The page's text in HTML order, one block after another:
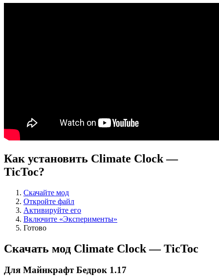
Как установить Climate Clock —
TicToc?
Скачайте мод
Откройте файл
Активируйте его
Включите «Эксперименты»
Готово
Скачать мод Climate Clock — TicToc
Для Майнкрафт Бедрок 1.17